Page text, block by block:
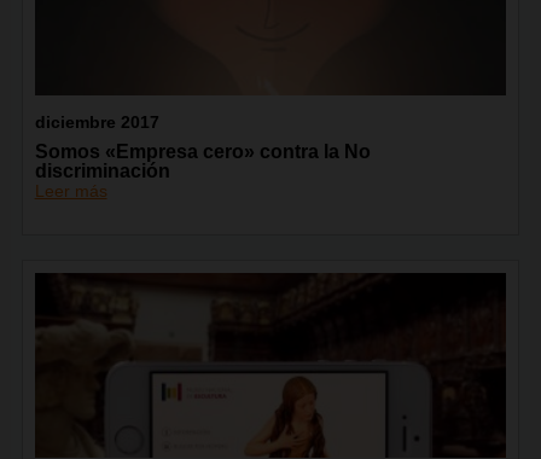
diciembre 2017
Somos «Empresa cero» contra la No
discriminación
Leer más